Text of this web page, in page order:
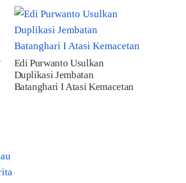
Edi Purwanto Usulkan
Duplikasi Jembatan
Batanghari I Atasi Kemacetan